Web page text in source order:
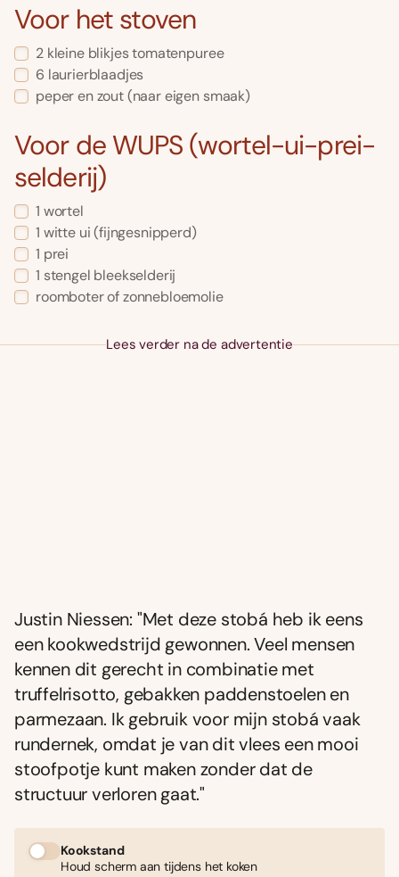
Voor het stoven
2 kleine blikjes tomatenpuree
6 laurierblaadjes
peper en zout (naar eigen smaak)
Voor de WUPS (wortel-ui-prei-
selderij)
1 wortel
1 witte ui (fijngesnipperd)
1 prei
1 stengel bleekselderij
roomboter of zonnebloemolie
Lees verder na de advertentie
Justin Niessen: "Met deze stobá heb ik eens
een kookwedstrijd gewonnen. Veel mensen
kennen dit gerecht in combinatie met
truffelrisotto, gebakken paddenstoelen en
parmezaan. Ik gebruik voor mijn stobá vaak
rundernek, omdat je van dit vlees een mooi
stoofpotje kunt maken zonder dat de
structuur verloren gaat."
Kookstand
Houd scherm aan tijdens het koken